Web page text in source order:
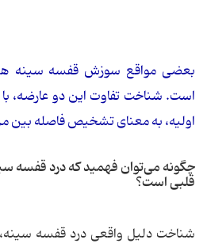
بعضی مواقع سوزش قفسه سینه
است. شناخت تفاوت این دو عارضه،
اولیه، به معنای تشخیص فاصله بین
چگونه می‌توان فهمید که درد قفسه
قلبی است؟
شناخت دلیل واقعی درد قفسه